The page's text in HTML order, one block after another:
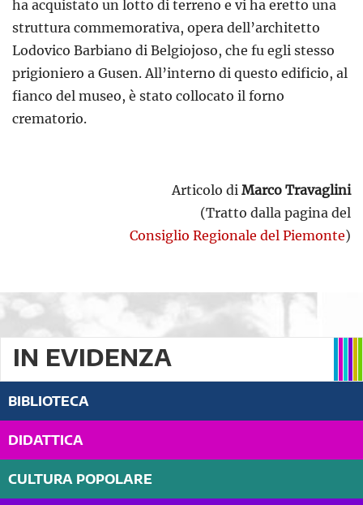
ha acquistato un lotto di terreno e vi ha eretto una
struttura commemorativa, opera dell’architetto
Lodovico Barbiano di Belgiojoso, che fu egli stesso
prigioniero a Gusen. All’interno di questo edificio, al
fianco del museo, è stato collocato il forno
crematorio.
Articolo di Marco Travaglini
(Tratto dalla pagina del
Consiglio Regionale del Piemonte)
IN EVIDENZA
BIBLIOTECA
DIDATTICA
CULTURA POPOLARE